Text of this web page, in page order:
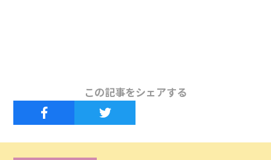
この記事をシェアする